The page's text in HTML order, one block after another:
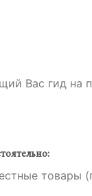
Вас гид на
товары